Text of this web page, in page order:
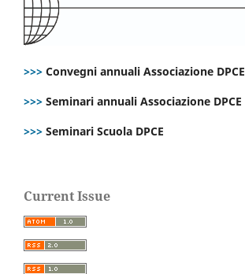
>>> Convegni annuali Associazione DPCE
>>> Seminari annuali Associazione DPCE
>>> Seminari Scuola DPCE
Current Issue